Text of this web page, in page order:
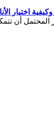
اختيار